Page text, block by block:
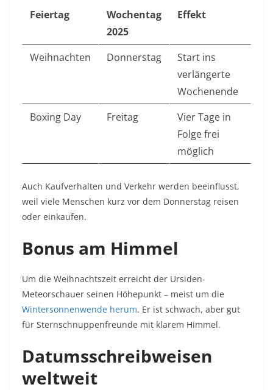
Feiertag
Wochentag
2025
Effekt
Weihnachten Donnerstag
Start ins
verlängerte
Wochenende
Boxing Day
Freitag
Vier Tage in
Folge frei
möglich
Auch Kaufverhalten und Verkehr werden beeinflusst,
weil viele Menschen kurz vor dem Donnerstag reisen
oder einkaufen.
Bonus am Himmel
Um die Weihnachtszeit erreicht der Ursiden-
Meteorschauer seinen Höhepunkt – meist um die
Wintersonnenwende herum. Er ist schwach, aber gut
für Sternschnuppenfreunde mit klarem Himmel.
Datumsschreibweisen
weltweit